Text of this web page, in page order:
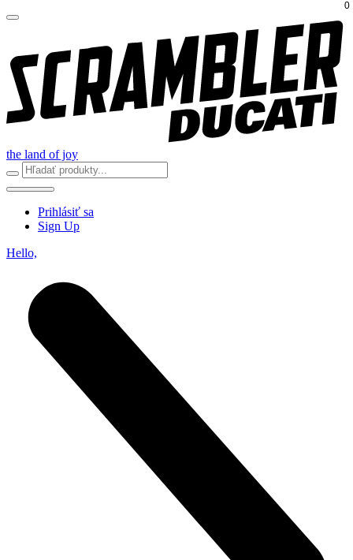
the land of joy
0
Prihlásiť sa
Sign Up
Hello,